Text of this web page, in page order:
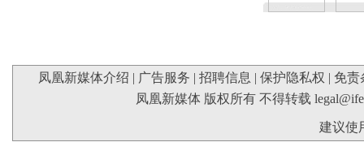
凤凰新媒体介绍 | 广告服务 | 招聘信息 | 保护隐私权 | 免责
凤凰新媒体 版权所有 不得转载
建议使